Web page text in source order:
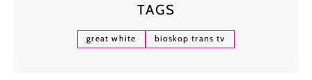
TAGS
great white bioskop trans tv